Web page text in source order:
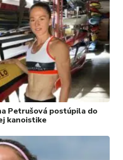
Petrušová postúpila do
kanoistike